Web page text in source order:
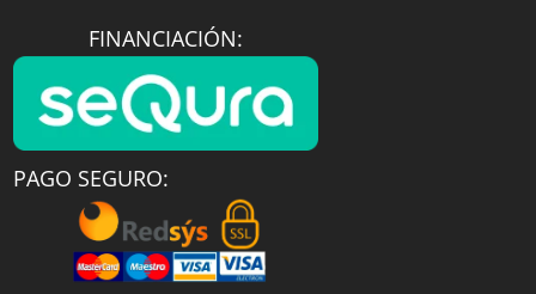
FINANCIACIÓN:
PAGO SEGURO: